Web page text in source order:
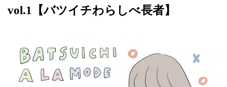
vol.1【バツイチわらしべ長者】